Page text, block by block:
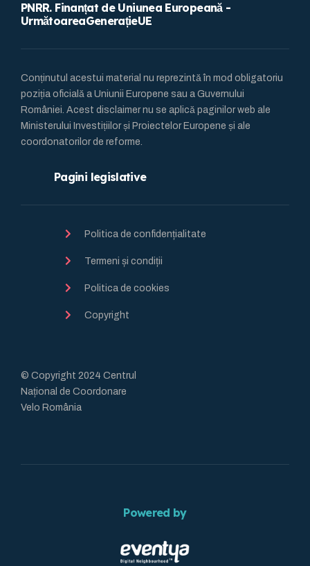
PNRR. Finanțat de Uniunea Europeană -
UrmătoareaGenerațieUE
Conținutul acestui material nu reprezintă în mod obligatoriu
poziția oficială a Uniunii Europene sau a Guvernului
României. Acest disclaimer nu se aplică paginilor web ale
Ministerului Investițiilor și Proiectelor Europene și ale
coordonatorilor de reforme.
Pagini legislative
Politica de confidențialitate
Termeni și condiții
Politica de cookies
Copyright
© Copyright 2024 Centrul
Național de Coordonare
Velo România
Powered by